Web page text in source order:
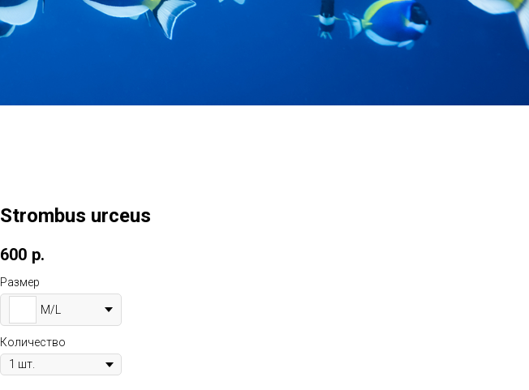
Strombus urceus
600 р.
Размер
M/L
Количество